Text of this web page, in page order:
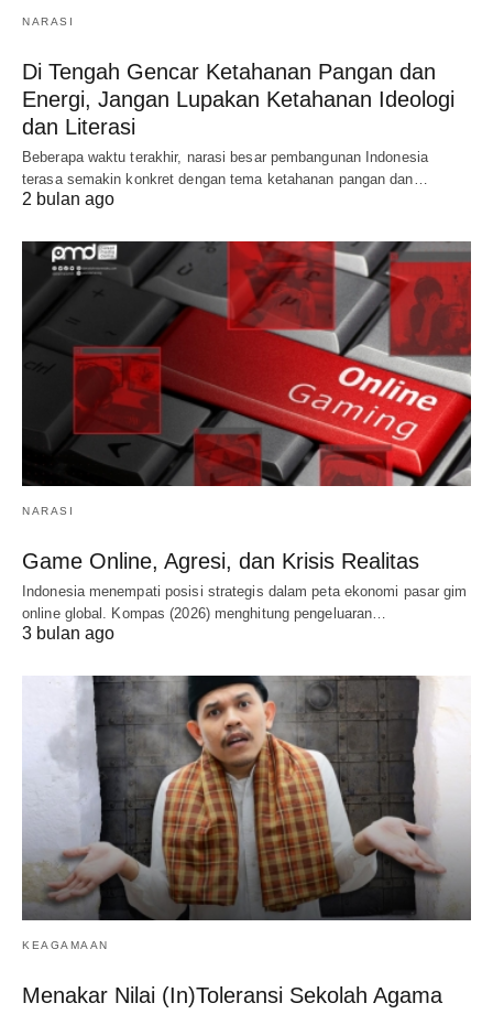
NARASI
Di Tengah Gencar Ketahanan Pangan dan
Energi, Jangan Lupakan Ketahanan Ideologi
dan Literasi
Beberapa waktu terakhir, narasi besar pembangunan Indonesia
terasa semakin konkret dengan tema ketahanan pangan dan…
2 bulan ago
NARASI
Game Online, Agresi, dan Krisis Realitas
Indonesia menempati posisi strategis dalam peta ekonomi pasar gim
online global. Kompas (2026) menghitung pengeluaran…
3 bulan ago
KEAGAMAAN
Menakar Nilai (In)Toleransi Sekolah Agama